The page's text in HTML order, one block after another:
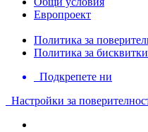
Европроект
Политика за
Политика за
Подкрепете ни
Настройки за